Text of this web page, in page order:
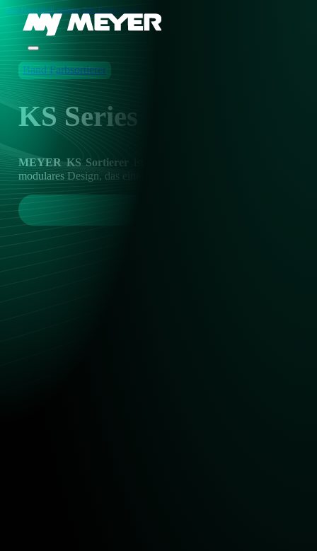
Zum Hauptinhalt springen Zum Footer springen
Band Farbsortierer
KS Series
MEYER KS Sortierer
modulares Design, das einen zuverlässigen Langzeitbetrieb